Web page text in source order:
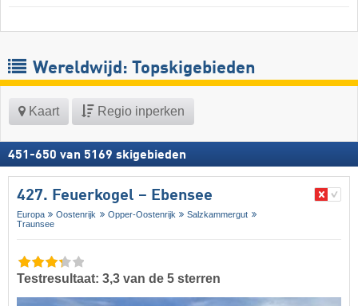
Wereldwijd: Topskigebieden
Kaart Regio inperken
451 -650 van 5169 skigebieden
427. Feuerkogel – Ebensee
Europa Oostenrijk Opper-Oostenrijk
Salzkammergut
Traunsee
Testresultaat: 3,3 van de 5 sterren